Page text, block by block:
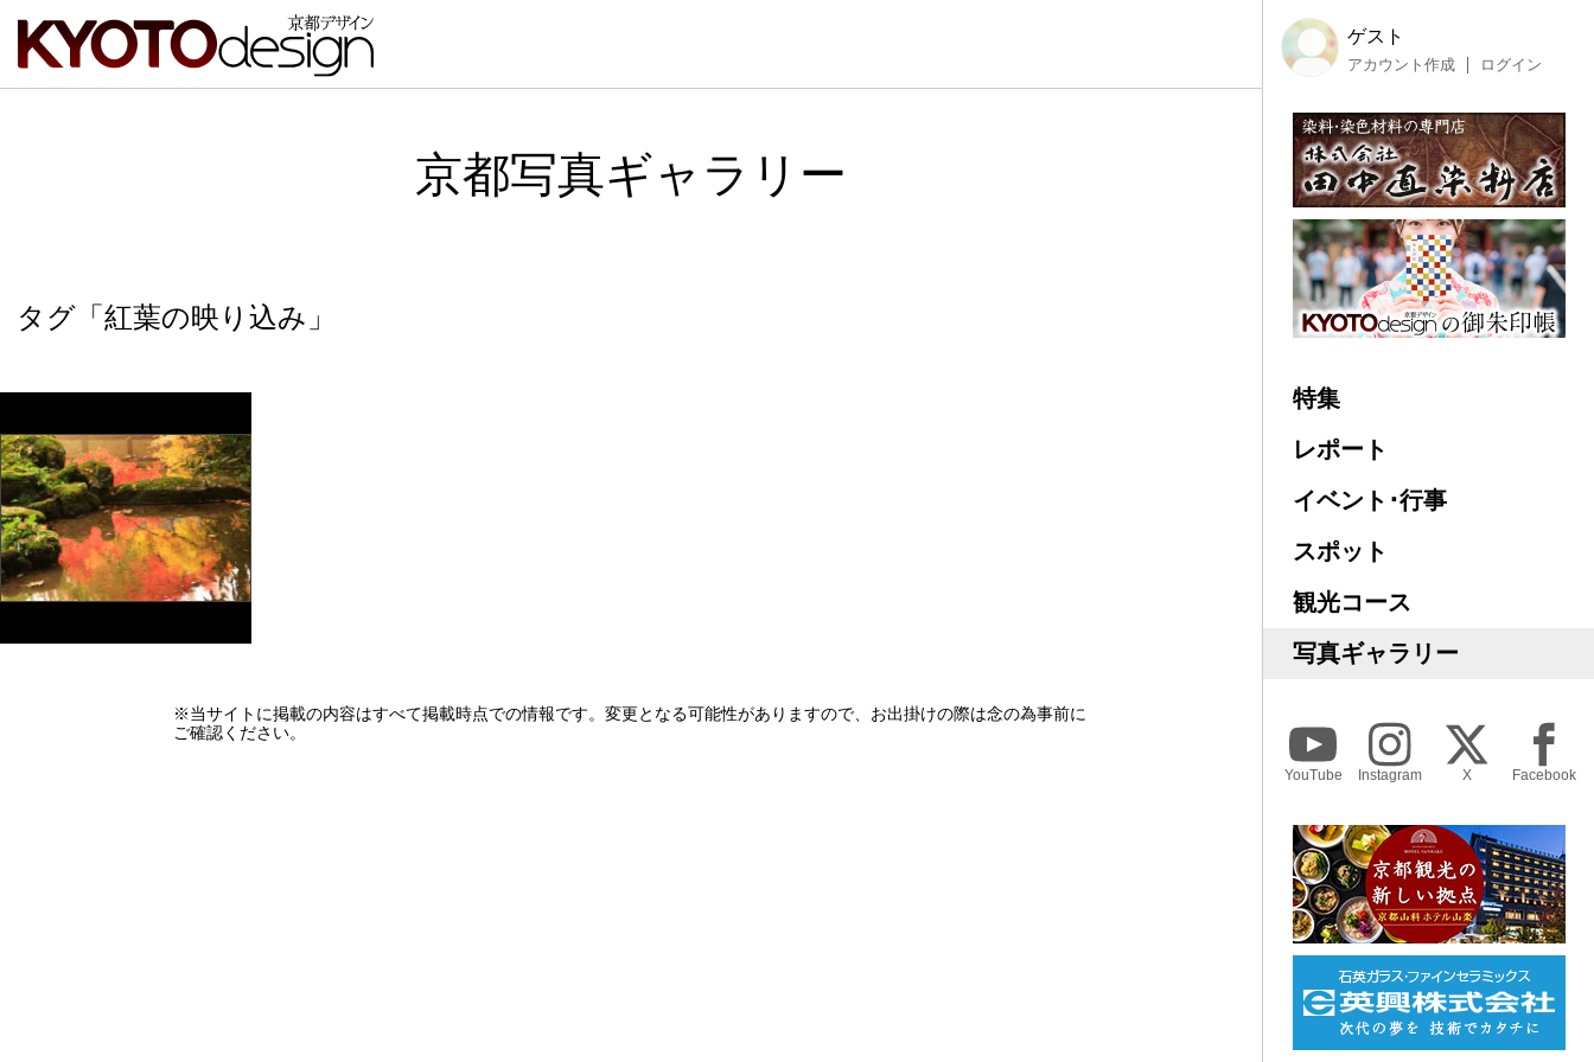
京都写真ギャラリー
タグ「紅葉の映り込み」
※当サイトに掲載の内容はすべて掲載時点での情報です。変更となる可能性がありますので、お出掛けの際は念の為事前に
ご確認ください。
ゲスト
アカウント作成 ログイン
特集
レポート
イベント･行事
スポット
観光コース
写真ギャラリー
YouTube Instagram X Facebook